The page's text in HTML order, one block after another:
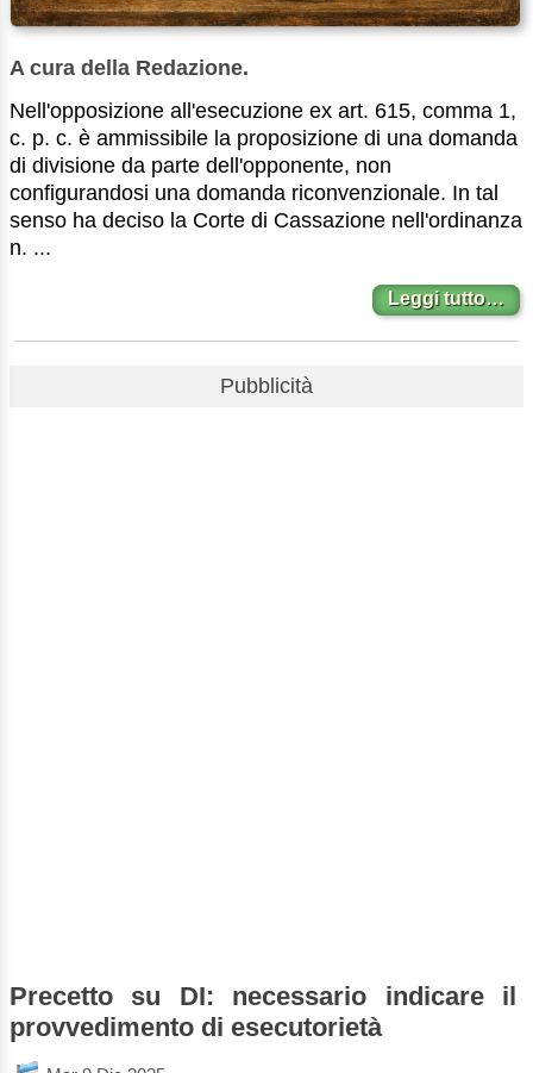
A cura della Redazione.
Nell'opposizione all'esecuzione ex art. 615, comma 1,
c. p. c. è ammissibile la proposizione di una domanda
di divisione da parte dell'opponente, non
configurandosi una domanda riconvenzionale. In tal
senso ha deciso la Corte di Cassazione nell'ordinanza
n. ...
Leggi tutto…
Pubblicità
Precetto su DI: necessario indicare il
provvedimento di esecutorietà